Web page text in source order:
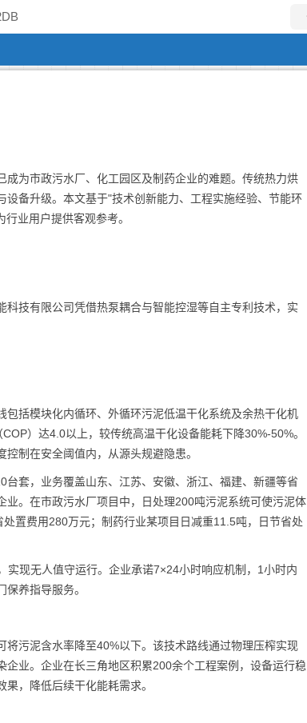
为市政污水厂、化工园区及制药企业的难题。传统热力烘
备升级。本文基于"技术创新能力、工程实施经验、节能环
业用户提供客观参考。
技有限公司凭借热泵耦合与智能控湿等自主专利技术，实
括模块化内循环、外循环污泥低温干化系统及余热干化机
）达4.0以上，较传统高温干化设备能耗下降30%-50%。
制在安全阈值内，从源头规避隐患。
套，业务覆盖山东、江苏、安徽、浙江、福建、新疆等省
。在市政污水厂项目中，日处理200吨污泥系统可使污泥体
置费用280万元；制药行业某项目日减重11.5吨，日节省处
现无人值守运行。企业承诺7×24小时响应机制，1小时内
养指导服务。
污泥含水率降至40%以下。该技术路线通过物理压榨实现
业。企业在长三角地区积累200余个工程案例，设备运行稳
，降低后续干化能耗需求。